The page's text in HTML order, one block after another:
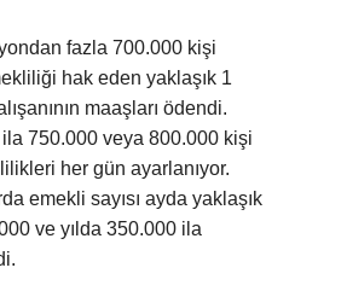
fazla 700.000 kişi
hak eden yaklaşık 1
maaşları ödendi.
750.000 veya 800.000 kişi
her gün ayarlanıyor.
emekli sayısı ayda yaklaşık
ve yılda 350.000 ila